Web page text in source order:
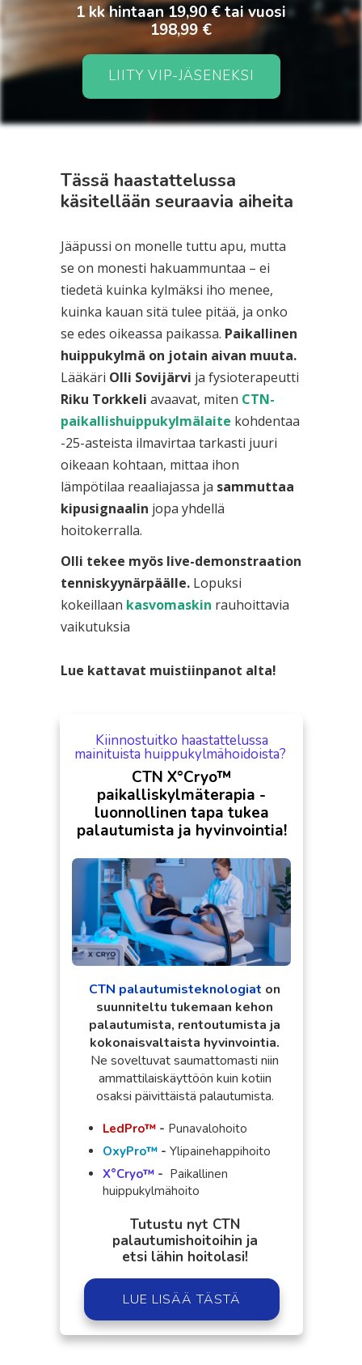
1 kk hintaan 19,90 € tai vuosi
198,99 €
LIITY VIP-JÄSENEKSI
Tässä haastattelussa
käsitellään seuraavia aiheita
Jääpussi on monelle tuttu apu, mutta
se on monesti hakuammuntaa – ei
tiedetä kuinka kylmäksi iho menee,
kuinka kauan sitä tulee pitää, ja onko
se edes oikeassa paikassa. Paikallinen
huippukylmä on jotain aivan muuta.
Lääkäri Olli Sovijärvi ja fysioterapeutti
Riku Torkkeli avaavat, miten CTN-
paikallishuippukylmälaite kohdentaa
-25-asteista ilmavirtaa tarkasti juuri
oikeaan kohtaan, mittaa ihon
lämpötilaa reaaliajassa ja sammuttaa
kipusignaalin jopa yhdellä
hoitokerralla.
Olli tekee myös live-demonstraation
tenniskyynärpäälle.Lopuksi
kokeillaan kasvomaskin rauhoittavia
vaikutuksia
Lue kattavat muistiinpanot alta!
Kiinnostuitko haastattelussa
mainituista huippukylmähoidoista?
CTN X°Cryo™
paikalliskylmäterapia -
luonnollinen tapa tukea
palautumista ja hyvinvointia!
CTN palautumisteknologiat on
suunniteltu tukemaan kehon
palautumista, rentoutumista ja
kokonaisvaltaista hyvinvointia.
Ne soveltuvat saumattomasti niin
ammattilaiskäyttöön kuin kotiin
osaksi päivittäistä palautumista.
LedPro™- Punavalohoito
OxyPro™- Ylipainehappihoito
X°Cryo™- Paikallinen
huippukylmähoito
Tutustu nyt CTN
palautumishoitoihin ja
etsi lähin hoitolasi!
LUE LISÄÄ TÄSTÄ